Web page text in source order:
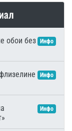
обои без Инфо
Инфо
Инфо